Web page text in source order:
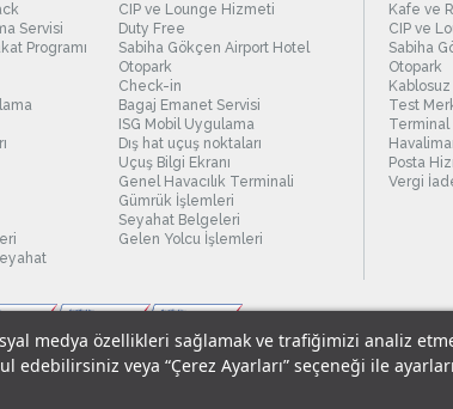
medya özellikleri sağlamak ve trafiğimizi analiz
edebilirsiniz veya “Çerez Ayarları” seçeneği ile ayarları
CIP ve Lounge Hizmeti
Servisi
Duty Free
Programı
Sabiha Gökçen Airport Hotel
Otopark
Check-in
Bagaj Emanet Servisi
ISG Mobil Uygulama
Dış hat uçuş noktaları
Uçuş Bilgi Ekranı
Genel Havacılık Terminali
Gümrük İşlemleri
Seyahat Belgeleri
Gelen Yolcu İşlemleri
Kafe ve
CIP ve
Sabiha
Otopark
Test
Terminal
Posta
Vergi